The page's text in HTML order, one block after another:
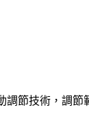
節技術，調節